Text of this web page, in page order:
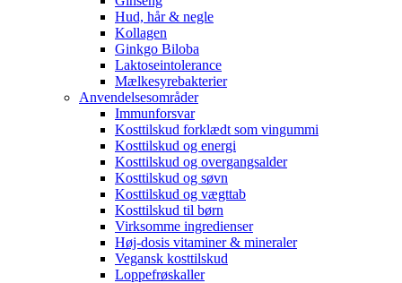
Hud, hår & negle
Kollagen
Ginkgo Biloba
Laktoseintolerance
Mælkesyrebakterier
Anvendelsesområder
Immunforsvar
Kosttilskud forklædt som vingummi
Kosttilskud og energi
Kosttilskud og overgangsalder
Kosttilskud og søvn
Kosttilskud og vægttab
Kosttilskud til børn
Virksomme ingredienser
Høj-dosis vitaminer & mineraler
Vegansk kosttilskud
Loppefrøskaller